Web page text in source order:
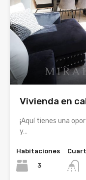
Vivienda en
¡Aquí tienes una
y…
Habitaciones
3